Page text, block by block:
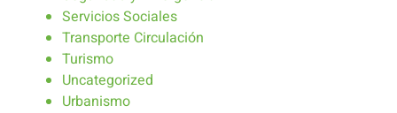
Servicios Sociales
Transporte Circulación
Turismo
Uncategorized
Urbanismo